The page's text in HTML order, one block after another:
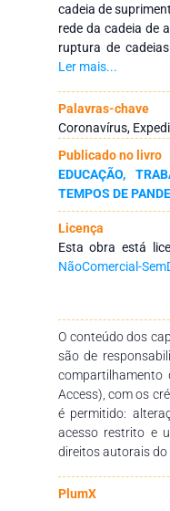
cadeia de
rede da cadeia de
ruptura de
características do
como objetivo
respeito da
revisão
suas cadeias de
bibliográfico de
conceitos
existentes em
documentos
qualidade
encontrados nas
fim de se
condições de
tempos de crise
possível do setor
Ler mais...
Palavras-chave
Coronavírus,
Publicado no livro
EDUCAÇÃO,
TEMPOS DE
Licença
Esta obra está
NãoComercial-
O conteúdo dos
são de
compartilhamento
Access), com os
é permitido:
acesso restrito e
direitos autorais do
PlumX